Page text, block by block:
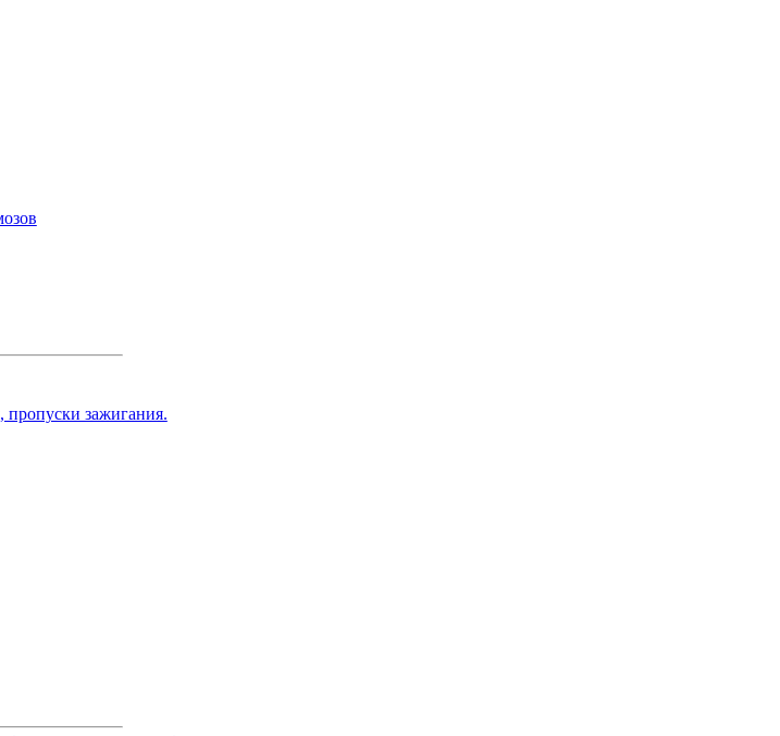
пропуски зажигания.